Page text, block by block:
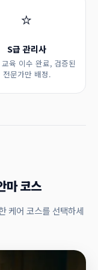
⭐
S급 관리사
육 이수 완료, 검증된
전문가만 배정.
마 코스
케어 코스를 선택하세